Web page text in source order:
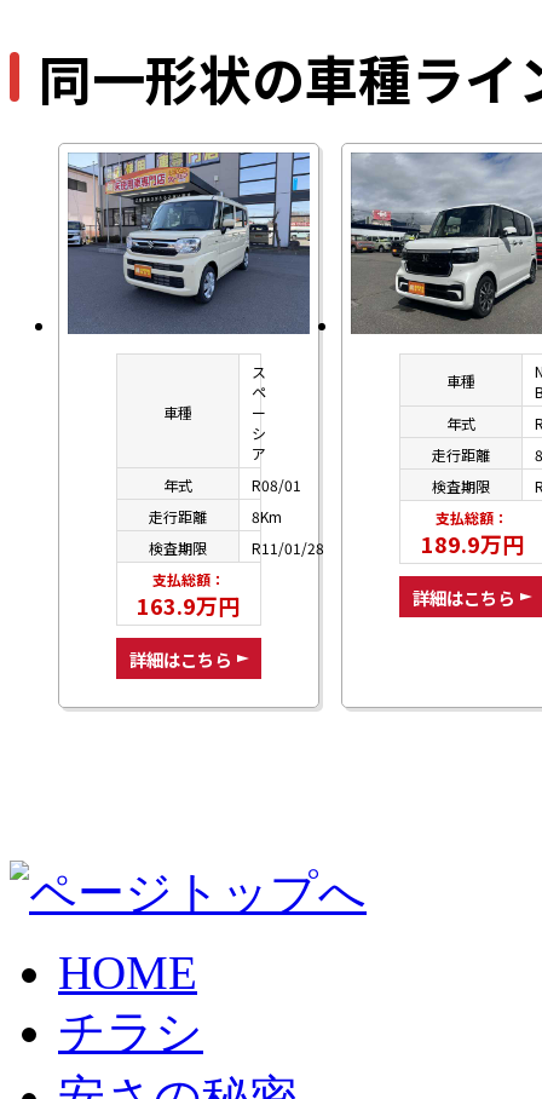
同一形状の車種ライ
車種
ス
ペ
ー
シ
ア
年式
R08/01
走行距離
8Km
検査期限
R11/01/28
支払総額：
163.9万円
詳細はこちら
車種
年式
走行距離
検査期限
支払総額：
189.9万円
詳細はこちら
HOME
チラシ